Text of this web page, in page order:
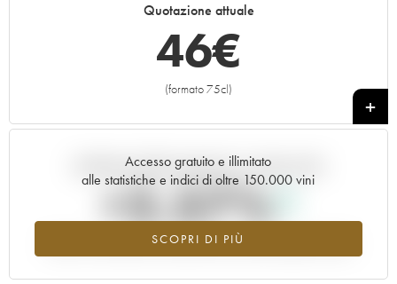
Quotazione attuale
46€
(formato 75cl)
+
Accesso gratuito e illimitato
alle statistiche e indici di oltre 150.000 vini
SCOPRI DI PIÙ
Andamento della quotazione in tempo reale
+2.57%
Valore in aumento per l'annata 2020 nel 2026 rispetto al 2025